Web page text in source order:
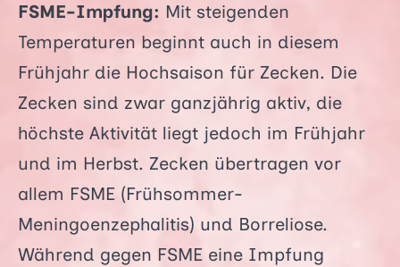
FSME-Impfung: Mit steigenden
Temperaturen beginnt auch in diesem
Frühjahr die Hochsaison für Zecken. Die
Zecken sind zwar ganzjährig aktiv, die
höchste Aktivität liegt jedoch im Frühjahr
und im Herbst. Zecken übertragen vor
allem FSME (Frühsommer-
Meningoenzephalitis) und Borreliose.
Während gegen FSME eine Impfung